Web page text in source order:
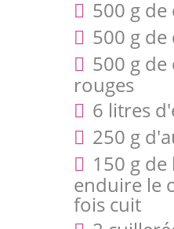
500 g
500 g
500 g de
rouges
6 litres
250 g
150 g
enduire le
fois cuit